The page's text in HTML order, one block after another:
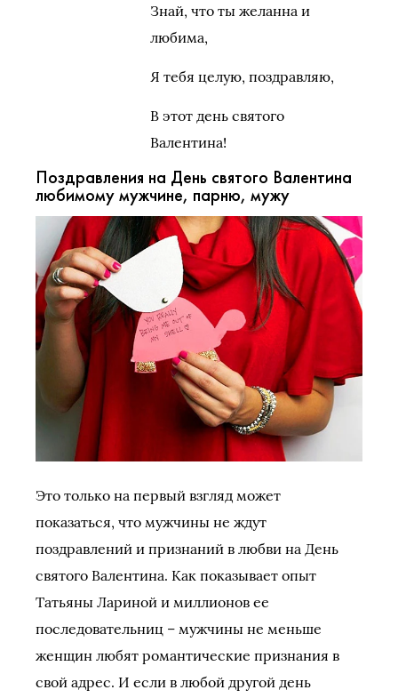
Знай, что ты желанна и
любима,
Я тебя целую, поздравляю,
В этот день святого
Валентина!
Поздравления на День святого Валентина
любимому мужчине, парню, мужу
Это только на первый взгляд может
показаться, что мужчины не ждут
поздравлений и признаний в любви на День
святого Валентина. Как показывает опыт
Татьяны Лариной и миллионов ее
последовательниц – мужчины не меньше
женщин любят романтические признания в
свой адрес. И если в любой другой день